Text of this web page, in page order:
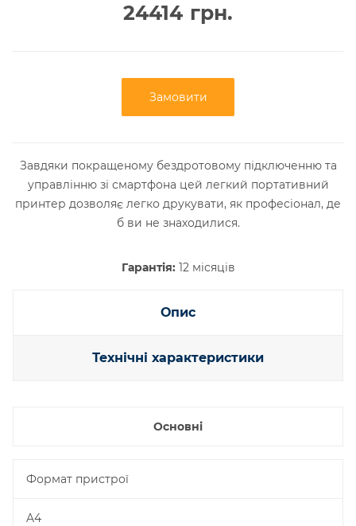
24414 грн.
Замовити
Завдяки покращеному бездротовому підключенню та
управлінню зі смартфона цей легкий портативний
принтер дозволяє легко друкувати, як професіонал, де
б ви не знаходилися.
Гарантія:12 місяців
Опис
Технічні характеристики
Основні
Формат пристрої
A4